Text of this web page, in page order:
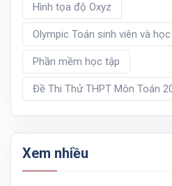
Hình tọa độ Oxyz
Olympic Toán sinh viên và
Phần mềm học tập
Đề Thi Thử THPT Môn Toán
Xem nhiều